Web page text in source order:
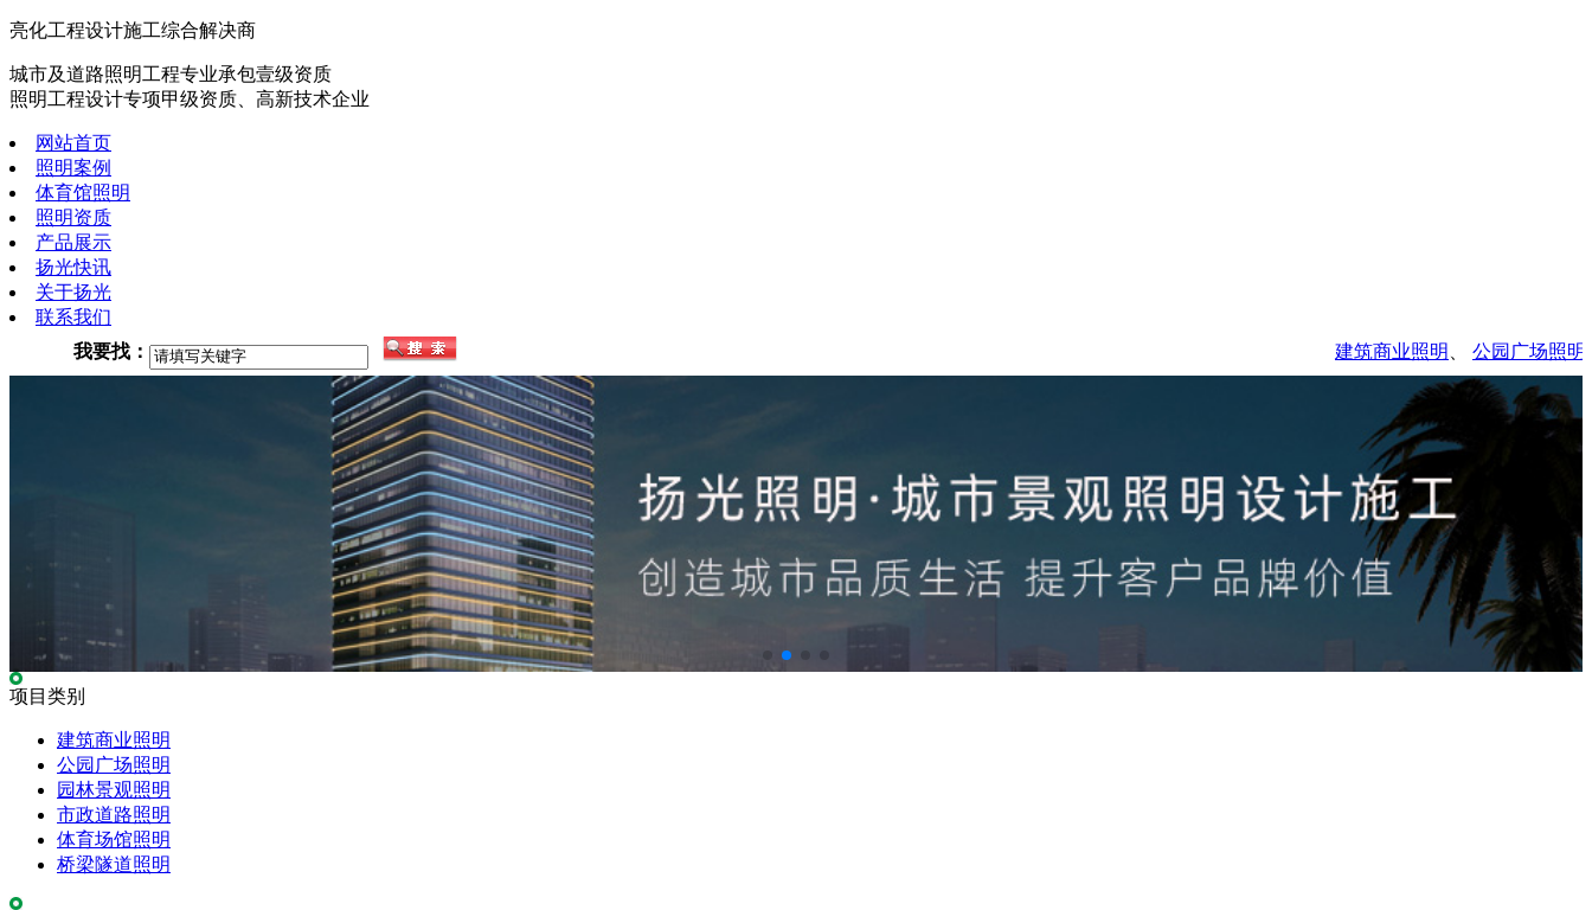
亮化工程设计施工综合解决商
城市及道路照明工程专业承包壹级资质
照明工程设计专项甲级资质、高新技术企业
网站首页
照明案例
体育馆照明
照明资质
产品展示
扬光快讯
关于扬光
联系我们
我要找：
建筑商业照明、 公园广场照明、
项目类别
建筑商业照明
公园广场照明
园林景观照明
市政道路照明
体育场馆照明
桥梁隧道照明